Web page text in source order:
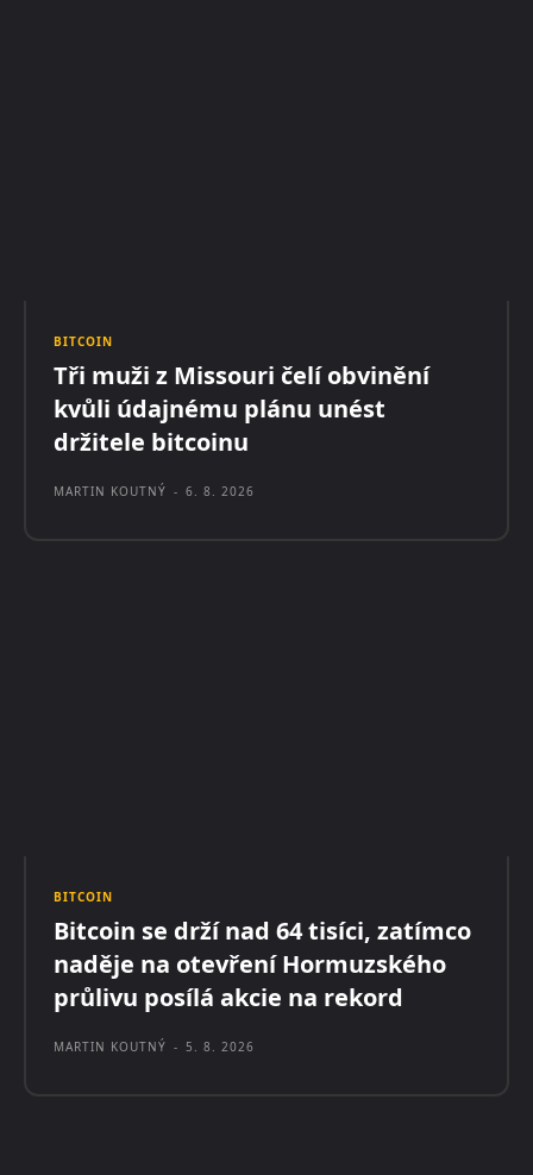
BITCOIN
Tři muži z Missouri čelí obvinění
kvůli údajnému plánu unést
držitele bitcoinu
MARTIN KOUTNÝ - 6. 8. 2026
BITCOIN
Bitcoin se drží nad 64 tisíci, zatímco
naděje na otevření Hormuzského
průlivu posílá akcie na rekord
MARTIN KOUTNÝ - 5. 8. 2026